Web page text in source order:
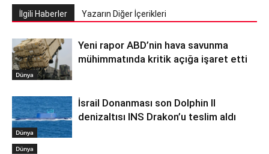
İlgili Haberler Yazarın Diğer İçerikleri
Dünya
Yeni rapor ABD’nin hava savunma
mühimmatında kritik açığa işaret etti
Dünya
İsrail Donanması son Dolphin II
denizaltısı INS Drakon’u teslim aldı
Dünya